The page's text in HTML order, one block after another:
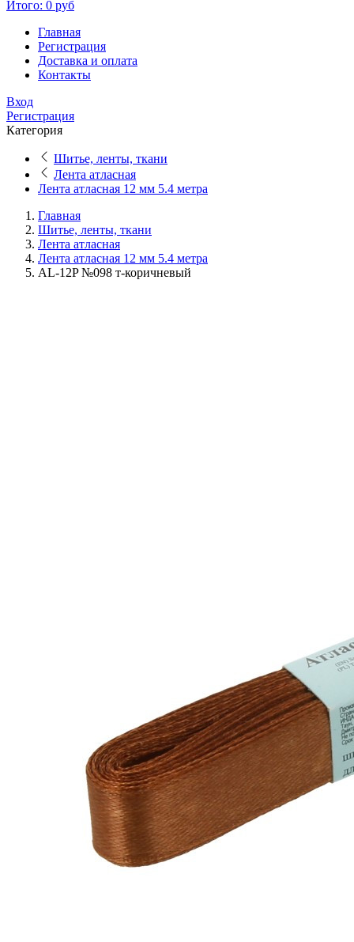
Итого: 0 руб
Главная
Регистрация
Доставка и оплата
Контакты
Вход
Регистрация
Категория
Шитье, ленты, ткани
Лента атласная
Лента атласная 12 мм 5.4 метра
Главная
Шитье, ленты, ткани
Лента атласная
Лента атласная 12 мм 5.4 метра
AL-12P №098 т-коричневый